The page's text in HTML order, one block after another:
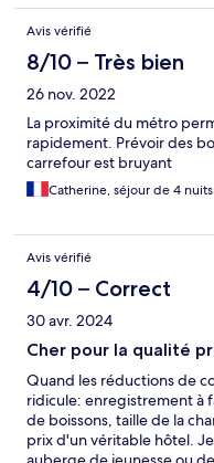
Avis vérifié
8/10 – Très bien
26 nov. 2022
La proximité du métro
rapidement. Prévoir des
carrefour est bruyant
Catherine, séjour de 4 nuits
Avis vérifié
4/10 – Correct
30 avr. 2024
Cher pour la qualité
Quand les réductions de
ridicule: enregistrement à
de boissons, taille de la
prix d'un véritable hôtel.